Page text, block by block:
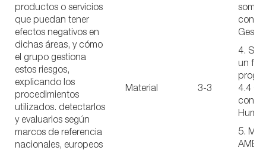
productos o servicios
que puedan tener
efectos negativos en
dichas áreas, y cómo
el grupo gestiona
estos riesgos,
explicando los
procedimientos
utilizados. detectarlos
y evaluarlos según
marcos de referencia
nacionales, europeos
Material 3-3
con
4.
un
4.4
con
5.